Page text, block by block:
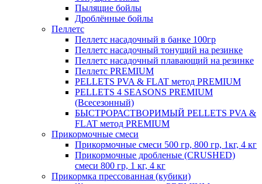
Пылящие бойлы
Дроблённые бойлы
Пеллетс
Пеллетс насадочный в банке 100гр
Пеллетс насадочный тонущий на резинке
Пеллетс насадочный плавающий на резинке
Пеллетс PREMIUM
PELLETS PVA & FLAT метод PREMIUM
PELLETS 4 SEASONS PREMIUM
(Всесезонный)
БЫСТРОРАСТВОРИМЫЙ PELLETS PVA &
FLAT метод PREMIUM
Прикормочные смеси
Прикормочные смеси 500 гр, 800 гр, 1кг, 4 кг
Прикормочные дробленые (CRUSHED)
смеси 800 гр, 1 кг, 4 кг
Прикормка прессованная (кубики)